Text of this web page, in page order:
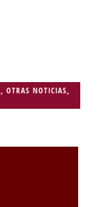
, OTRAS NOTICIAS,